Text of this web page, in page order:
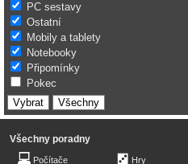
PC sestavy
Ostatní
Mobily a tablety
Notebooky
Připomínky
Pokec
Všechny poradny
Počítače Hry